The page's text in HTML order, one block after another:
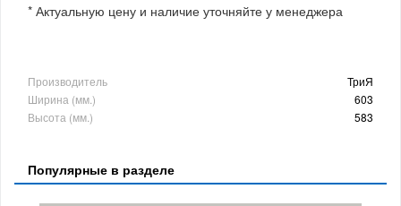
* Актуальную цену и наличие уточняйте у менеджера
Производитель
ТриЯ
Ширина (мм.)
603
Высота (мм.)
583
Популярные в разделе